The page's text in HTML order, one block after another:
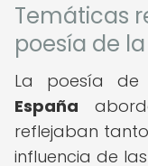
Temáticas
poesía de
La poesía de
España
reflejaban
influencia de